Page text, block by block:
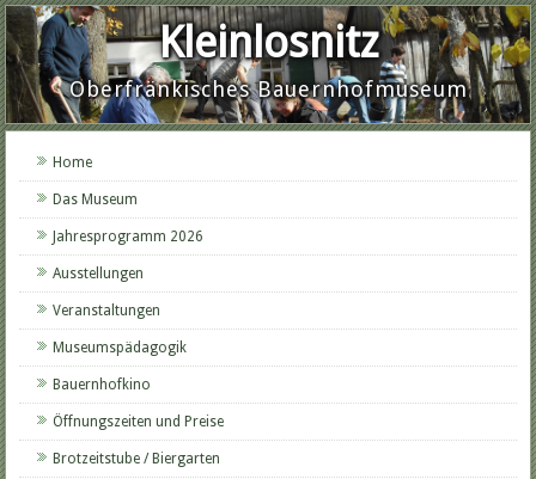
Kleinlosnitz
Oberfränkisches Bauernhofmuseum
Home
Das Museum
Jahresprogramm 2026
Ausstellungen
Veranstaltungen
Museumspädagogik
Bauernhofkino
Öffnungszeiten und Preise
Brotzeitstube / Biergarten